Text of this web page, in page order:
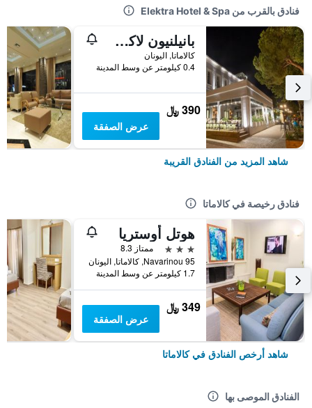
فنادق بالقرب من Elektra Hotel & Spa
بانيلنيون لاكشري رومز
كالاماتا, اليونان
0.4 كيلومتر عن وسط المدينة
390 ﷼
عرض الصفقة
شاهد المزيد من الفنادق القريبة
فنادق رخيصة في كالاماتا
هوتل أوستريا
3 نجوم
ممتاز 8.3
95 Navarinou, كالاماتا, اليونان
1.7 كيلومتر عن وسط المدينة
349 ﷼
عرض الصفقة
شاهد أرخص الفنادق في كالاماتا
الفنادق الموصى بها